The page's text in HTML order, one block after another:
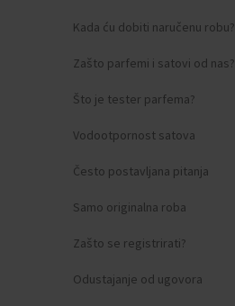
Kada ću dobiti naručenu robu?
Zašto parfemi i satovi od nas?
Što je tester parfema?
Vodootpornost satova
Često postavljana pitanja
Samo originalna roba
Zašto se registrirati?
Odustajanje od ugovora